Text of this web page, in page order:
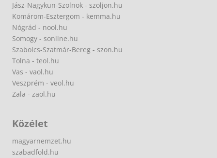
Jász-Nagykun-Szolnok - szoljon.hu
Komárom-Esztergom - kemma.hu
Nógrád - nool.hu
Somogy - sonline.hu
Szabolcs-Szatmár-Bereg - szon.hu
Tolna - teol.hu
Vas - vaol.hu
Veszprém - veol.hu
Zala - zaol.hu
Közélet
magyarnemzet.hu
szabadfold.hu